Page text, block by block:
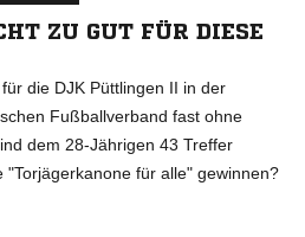
ZU GUT FÜR DIESE K
die DJK Püttlingen II in der
Fußballverband fast ohne
dem 28-Jährigen 43 Treffer
für alle" gewinnen?